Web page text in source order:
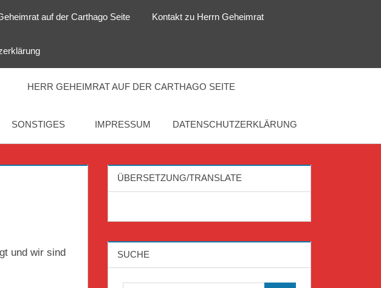
auf der Carthago Seite Kontakt zu Herrn Geheimrat
HERR GEHEIMRAT AUF DER CARTHAGO SEITE
SONSTIGES IMPRESSUM DATENSCHUTZERKLÄRUNG
und wir sind
ÜBERSETZUNG/TRANSLATE
SUCHE